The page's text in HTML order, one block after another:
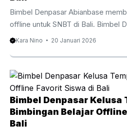
Bimbel Denpasar Abianbase
offline untuk SNBT di Bali. Bimbel
dipilih oleh banyak siswa bagi
langsung. Melalui program belajar
Denpasar Abianbase
secara efektif. Pembelajaran
terlibat, antusias, dan berani
Siswa dari sekolah publik, sekolah
internasional di Bali
Kara Nino 20 Januari 2026
Bimbel Denpasar Kelusa
Bimbingan Belajar
Bali